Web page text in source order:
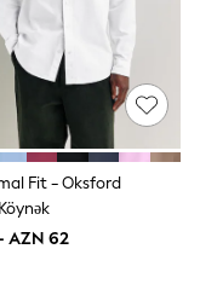
Fit - Oksford
AZN 62